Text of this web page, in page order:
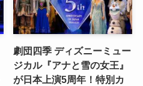
劇団四季 ディズニーミュー
ジカル『アナと雪の女王』
が日本上演5周年！特別カ